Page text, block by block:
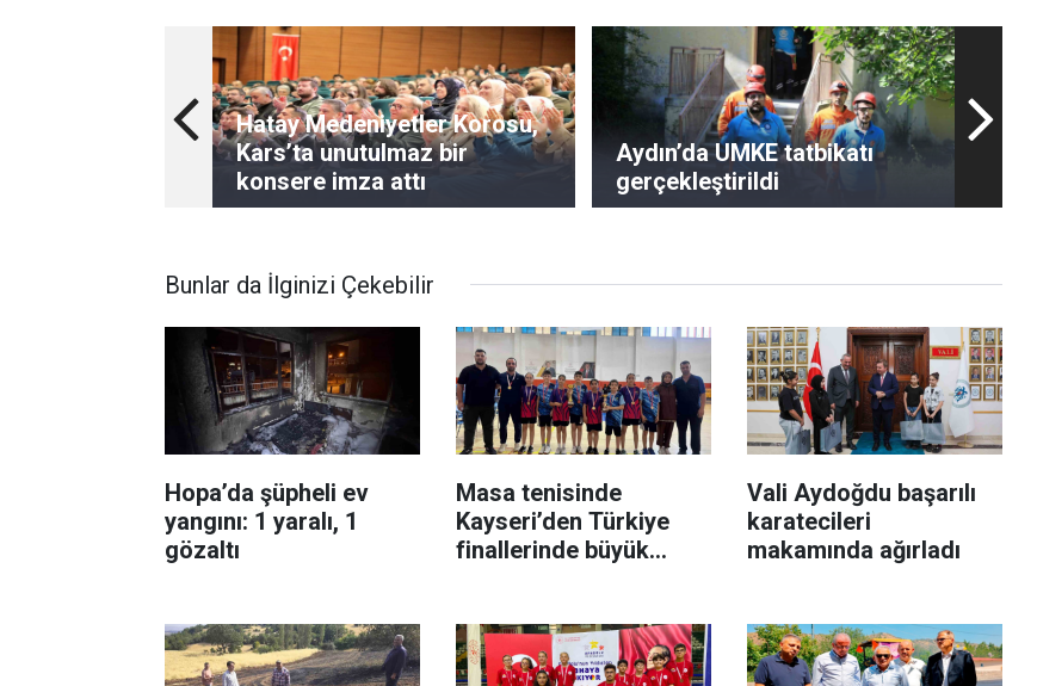
Hatay Medeniyetler Korosu,
Kars’ta unutulmaz bir
konsere imza attı
Aydın’da UMKE tatbikatı
gerçekleştirildi
Bunlar da İlginizi Çekebilir
Hopa’da şüpheli ev
yangını: 1 yaralı, 1
gözaltı
Masa tenisinde
Kayseri’den Türkiye
finallerinde büyük
Vali Aydoğdu başarılı
karatecileri
makamında ağırladı